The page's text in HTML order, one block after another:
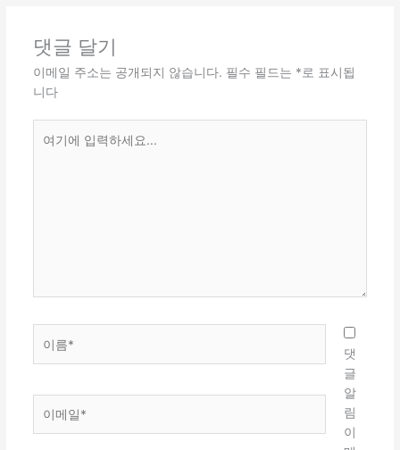
댓글 달기
이메일 주소는 공개되지 않습니다. 필수 필드는 *로 표시됩
니다
댓
글
알
림
이